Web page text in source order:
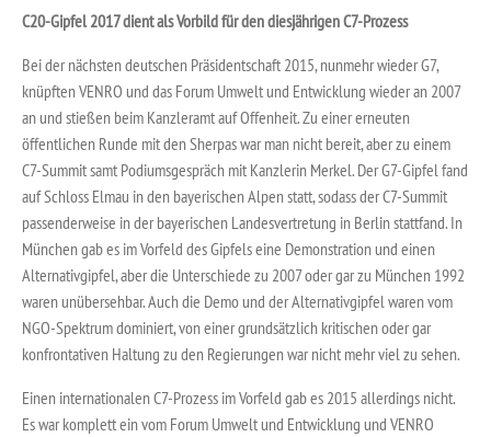
C20-Gipfel 2017 dient als Vorbild für den diesjährigen C7-Prozess
Bei der nächsten deutschen Präsidentschaft 2015, nunmehr wieder G7,
knüpften VENRO und das Forum Umwelt und Entwicklung wieder an 2007
an und stießen beim Kanzleramt auf Offenheit. Zu einer erneuten
öffentlichen Runde mit den Sherpas war man nicht bereit, aber zu einem
C7-Summit samt Podiumsgespräch mit Kanzlerin Merkel. Der G7-Gipfel fand
auf Schloss Elmau in den bayerischen Alpen statt, sodass der C7-Summit
passenderweise in der bayerischen Landesvertretung in Berlin stattfand. In
München gab es im Vorfeld des Gipfels eine Demonstration und einen
Alternativgipfel, aber die Unterschiede zu 2007 oder gar zu München 1992
waren unübersehbar. Auch die Demo und der Alternativgipfel waren vom
NGO-Spektrum dominiert, von einer grundsätzlich kritischen oder gar
konfrontativen Haltung zu den Regierungen war nicht mehr viel zu sehen.
Einen internationalen C7-Prozess im Vorfeld gab es 2015 allerdings nicht.
Es war komplett ein vom Forum Umwelt und Entwicklung und VENRO